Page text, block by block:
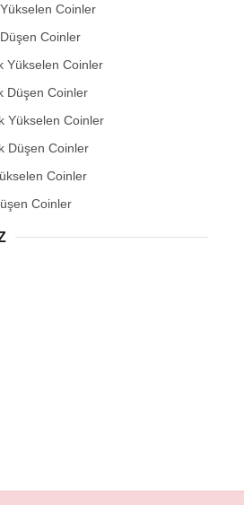
Coinler
Coinler
Yükselen Coinler
Düşen Coinler
Yükselen Coinler
Düşen Coinler
Coinler
Coinler